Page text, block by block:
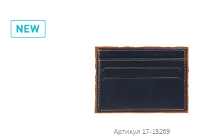
Артикул 17-15269